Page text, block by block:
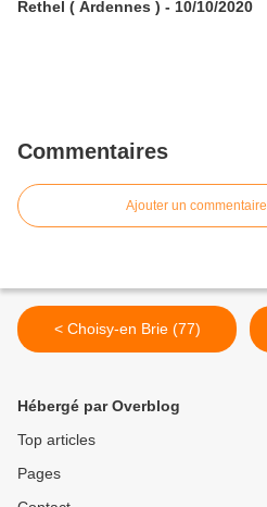
Rethel ( Ardennes ) - 10/10/2020
Commentaires
Ajouter un commentaire
< Choisy-en Brie (77)
Hébergé par Overblog
Top articles
Pages